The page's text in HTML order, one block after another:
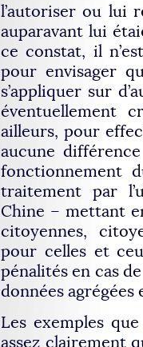
l’autoriser ou lui
auparavant lui
ce constat, il
pour envisager
s’appliquer sur
éventuellement
ailleurs, pour
aucune
fonctionnement
traitement par
Chine – mettant
citoyennes,
pour celles et
pénalités en cas
données
Les exemples
assez clairement